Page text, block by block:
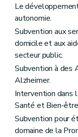
Le
autonomie.
Subvention aux
domicile et aux
secteur public.
Subvention à des
Alzheimer.
Intervention dans
Santé et Bien-
Subvention pour
domaine de la